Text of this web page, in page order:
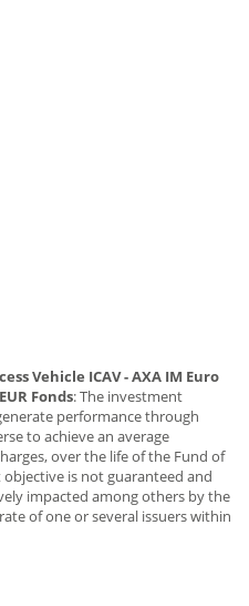
Vehicle ICAV - AXA IM Euro
Fonds: The investment
performance through
to achieve an average
over the life of the Fund of
is not guaranteed and
impacted among others by the
of one or several issuers within